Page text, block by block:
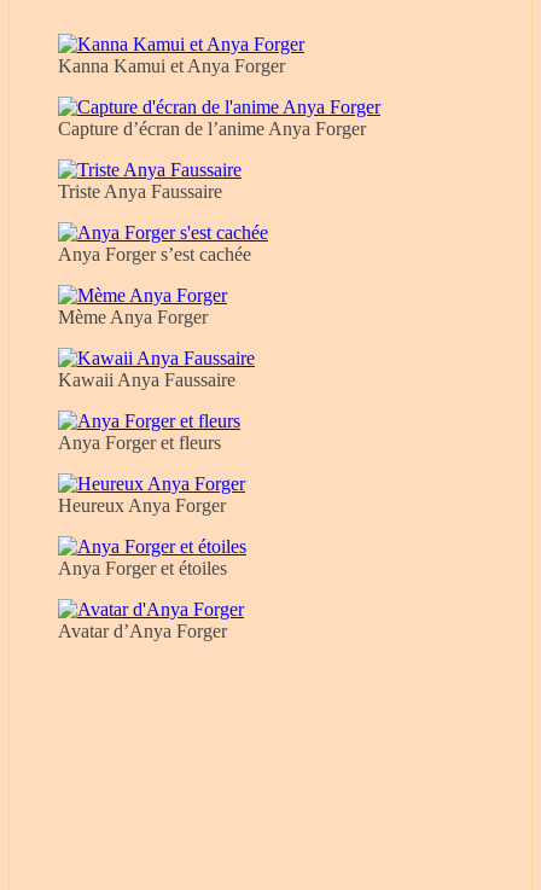
Kanna Kamui et Anya Forger
Capture d’écran de l’anime Anya Forger
Triste Anya Faussaire
Anya Forger s’est cachée
Mème Anya Forger
Kawaii Anya Faussaire
Anya Forger et fleurs
Heureux Anya Forger
Anya Forger et étoiles
Avatar d’Anya Forger